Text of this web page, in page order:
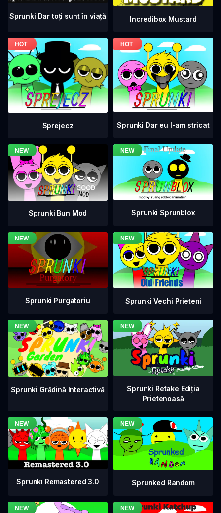
Sprunki Dar toți sunt în viață Incredibox Mustard
Sprejecz Sprunki Dar eu l-am stricat
Sprunki Bun Mod Sprunki Sprunblox
Sprunki Purgatoriu Sprunki Vechi Prieteni
Sprunki Grădină Interactivă
Sprunki Retake Ediția
Prietenoasă
Sprunki Remastered 3.0 Sprunked Random